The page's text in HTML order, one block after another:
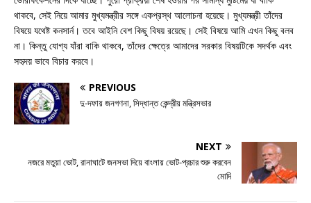
থাকবে, সেই নিয়ে আমার মুখ্যমন্ত্রীর সঙ্গে একপ্রস্থ আলোচনা হয়েছে। মুখ্যমন্ত্রী তাঁদের
বিষয়ে যথেষ্ট কনসার্ন। তবে আইনি বেশ কিছু বিষয় রয়েছে। সেই বিষয়ে আমি এখন কিছু বলব
না। কিন্তু যোগ্য যাঁরা বাকি থাকবে, তাঁদের ক্ষেত্রে আমাদের সরকার বিষয়টিকে সদর্থক এবং
সহৃদয় ভাবে বিচার করবে।
PREVIOUS
দু-দফায় জনগণনা, সিদ্ধান্ত কেন্দ্রীয় মন্ত্রিসভার
NEXT
নজরে মতুয়া ভোট, রানাঘাটে জনসভা দিয়ে বাংলায় ভোট-প্রচার শুরু করবেন
মোদি